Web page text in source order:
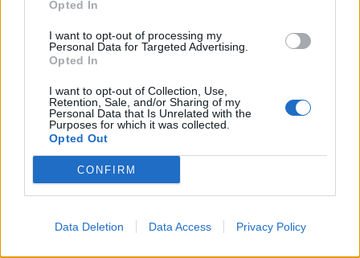
Opted In
I want to opt-out of processing my
Personal Data for Targeted Advertising.
Opted In
I want to opt-out of Collection, Use,
Retention, Sale, and/or Sharing of my
Personal Data that Is Unrelated with the
Purposes for which it was collected.
Opted Out
CONFIRM
Data Deletion Data Access Privacy Policy
Obésité en France : une
explosion alarmante chez
les adultes et enfants
Découvrez pourquoi le
magnésium est vital pour
éviter la carence